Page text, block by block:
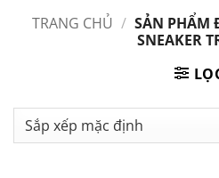
TRANG CHỦ / SẢN PHẨM
SNEAKER